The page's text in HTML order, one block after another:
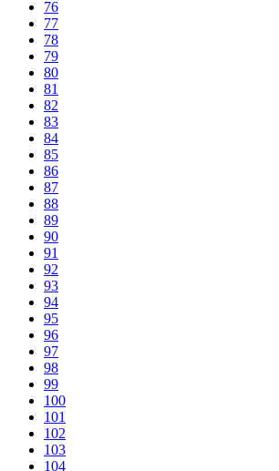
76
77
78
79
80
81
82
83
84
85
86
87
88
89
90
91
92
93
94
95
96
97
98
99
100
101
102
103
104